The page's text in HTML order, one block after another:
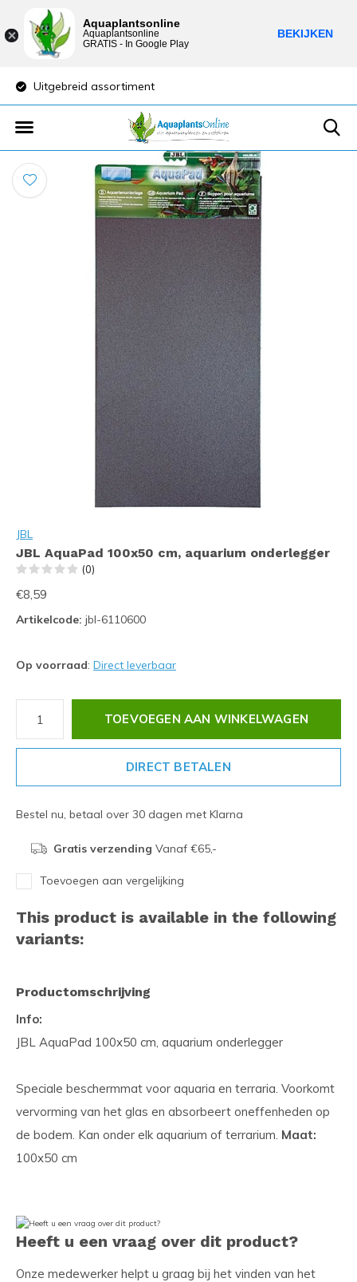
Uitgebreid assortiment
JBL
JBL AquaPad 100x50 cm, aquarium onderlegger
(0)
€8,59
Artikelcode: jbl-6110600
Op voorraad: Direct leverbaar
TOEVOEGEN AAN WINKELWAGEN
DIRECT BETALEN
Bestel nu, betaal over 30 dagen met Klarna
Gratis verzending Vanaf €65,-
Toevoegen aan vergelijking
This product is available in the following
variants:
Productomschrijving
Info:
JBL AquaPad 100x50 cm, aquarium onderlegger
Speciale beschermmat voor aquaria en terraria. Voorkomt
vervorming van het glas en absorbeert oneffenheden op
de bodem. Kan onder elk aquarium of terrarium. Maat:
100x50 cm
Heeft u een vraag over dit product?
Onze medewerker helpt u graag bij het vinden van het
Aquaplantsonline
Aquaplantsonline
GRATIS - In Google Play
BEKIJKEN